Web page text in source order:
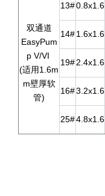
双通道
EasyPum
p V/VI
(适用1.6m
m壁厚软
管)
13#0.8x1.6
14#1.6x1.6
19#2.4x1.6
16#3.2x1.6
25#4.8x1.6